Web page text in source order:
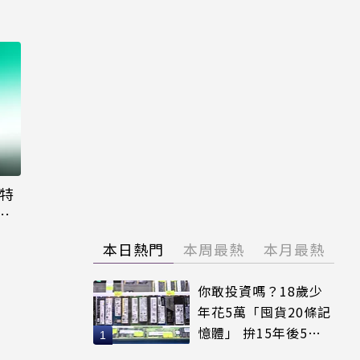
本日熱門 本周最熱 本月最熱
你敢投資嗎？18歲少
年花5萬「囤貨20條記
憶體」 拚15年後5倍